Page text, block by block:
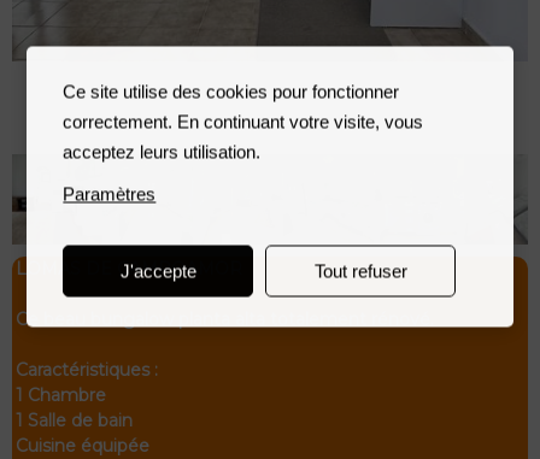
LOMAS DE CAMPOAMOR
Ce beau bungalow planta alta totalement rénové.
Caractéristiques :
1 Chambre
1 Salle de bain
Cuisine équipée
Ce site utilise des cookies pour fonctionner
correctement. En continuant votre visite, vous
acceptez leurs utilisation.
Paramètres
J'accepte Tout refuser